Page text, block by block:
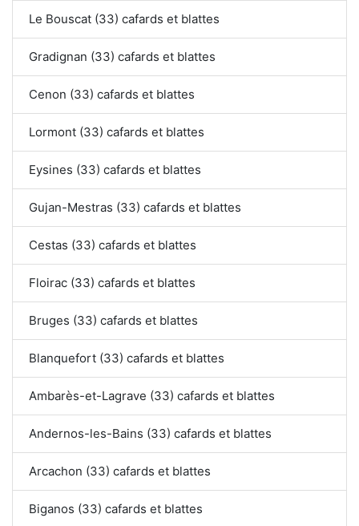
Le Bouscat (33) cafards et blattes
Gradignan (33) cafards et blattes
Cenon (33) cafards et blattes
Lormont (33) cafards et blattes
Eysines (33) cafards et blattes
Gujan-Mestras (33) cafards et blattes
Cestas (33) cafards et blattes
Floirac (33) cafards et blattes
Bruges (33) cafards et blattes
Blanquefort (33) cafards et blattes
Ambarès-et-Lagrave (33) cafards et blattes
Andernos-les-Bains (33) cafards et blattes
Arcachon (33) cafards et blattes
Biganos (33) cafards et blattes